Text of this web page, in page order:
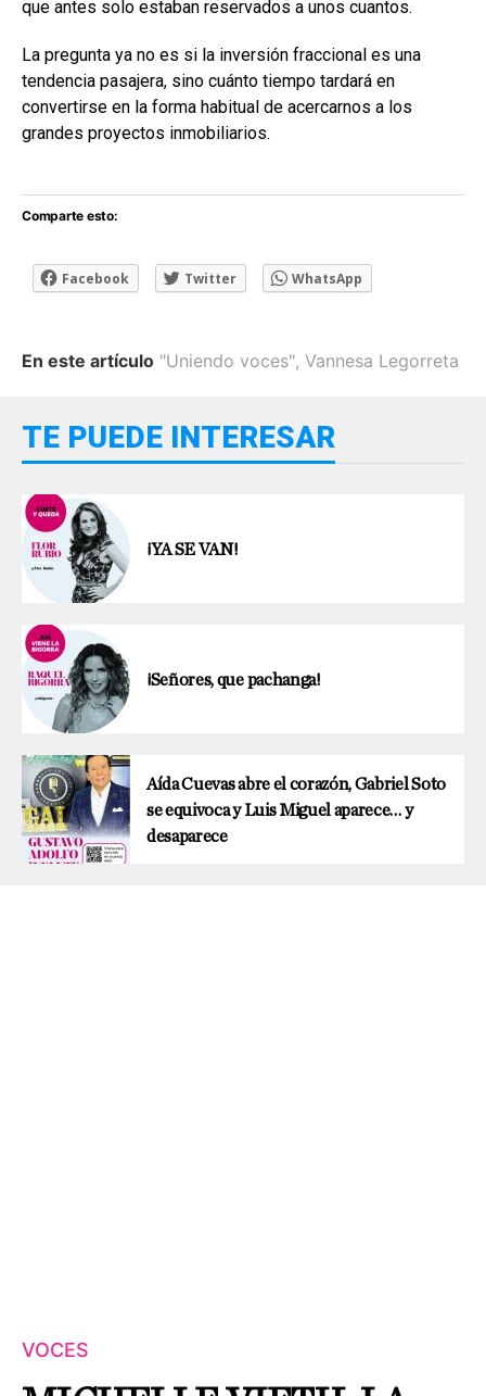
que antes solo estaban reservados a unos cuantos.
La pregunta ya no es si la inversión fraccional es una
tendencia pasajera, sino cuánto tiempo tardará en
convertirse en la forma habitual de acercarnos a los
grandes proyectos inmobiliarios.
Comparte esto:
Facebook Twitter WhatsApp
En este artículo "Uniendo voces", Vannesa Legorreta
TE PUEDE INTERESAR
¡YA SE VAN!
¡Señores, que pachanga!
Aída Cuevas abre el corazón, Gabriel Soto
se equivoca y Luis Miguel aparece… y
desaparece
VOCES